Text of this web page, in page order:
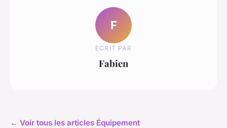
F
ECRIT PAR
Fabien
← Voir tous les articles Équipement